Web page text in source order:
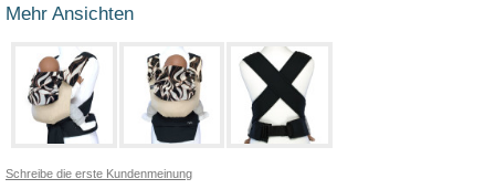
Mehr Ansichten
Schreibe die erste Kundenmeinung